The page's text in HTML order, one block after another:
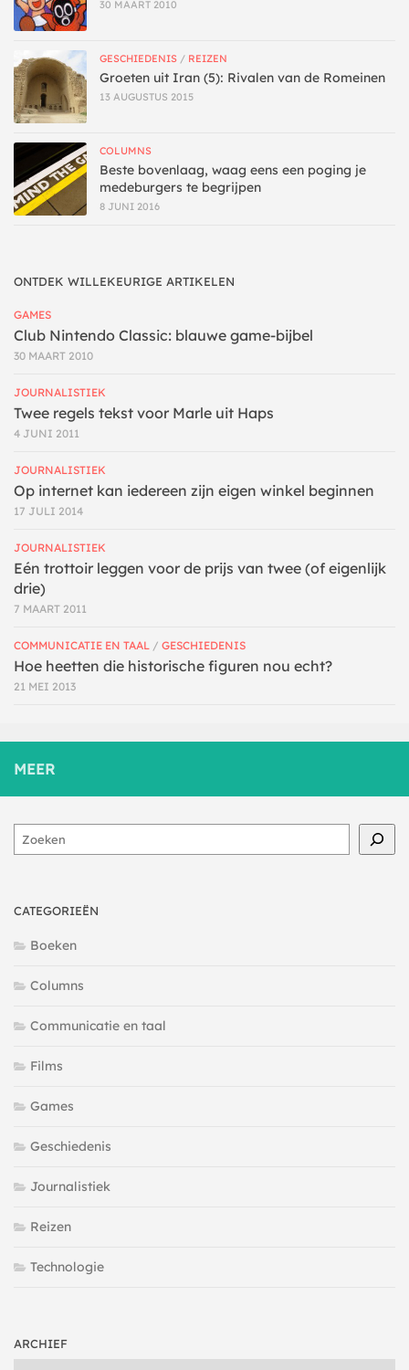
30 MAART 2010
GESCHIEDENIS / REIZEN
Groeten uit Iran (5): Rivalen van de Romeinen
13 AUGUSTUS 2015
COLUMNS
Beste bovenlaag, waag eens een poging je
medeburgers te begrijpen
8 JUNI 2016
ONTDEK WILLEKEURIGE ARTIKELEN
GAMES
Club Nintendo Classic: blauwe game-bijbel
30 MAART 2010
JOURNALISTIEK
Twee regels tekst voor Marle uit Haps
4 JUNI 2011
JOURNALISTIEK
Op internet kan iedereen zijn eigen winkel beginnen
17 JULI 2014
JOURNALISTIEK
Eén trottoir leggen voor de prijs van twee (of eigenlijk
drie)
7 MAART 2011
COMMUNICATIE EN TAAL / GESCHIEDENIS
Hoe heetten die historische figuren nou echt?
21 MEI 2013
MEER
Zoeken
CATEGORIEËN
Boeken
Columns
Communicatie en taal
Films
Games
Geschiedenis
Journalistiek
Reizen
Technologie
ARCHIEF